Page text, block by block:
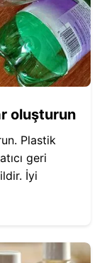
oluşturun
Plastik
geri
İyi